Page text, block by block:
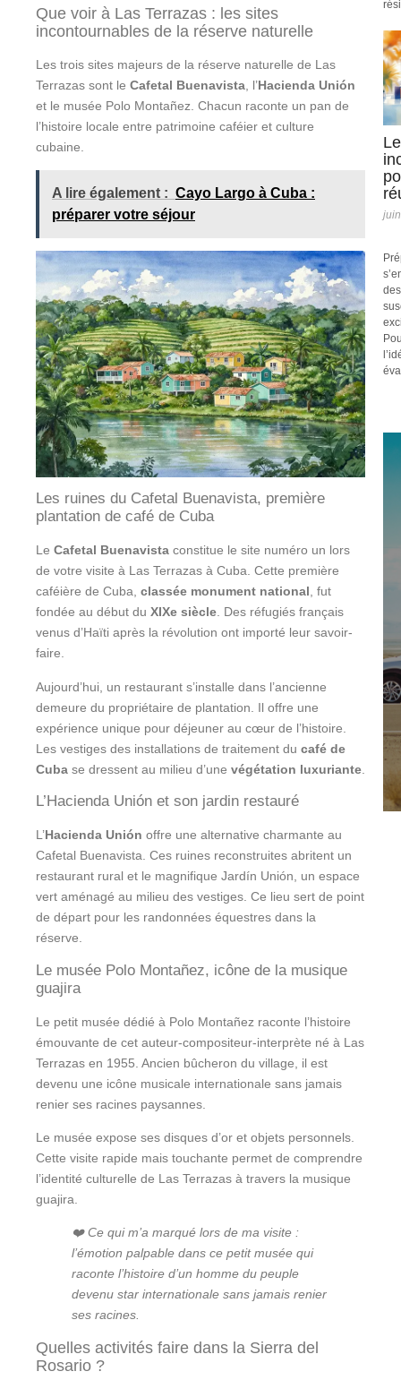
Que voir à Las Terrazas : les sites
incontournables de la réserve naturelle
Les trois sites majeurs de la réserve naturelle de Las
Terrazas sont le Cafetal Buenavista , l’Hacienda Unión
et le musée Polo Montañez. Chacun raconte un pan de
l’histoire locale entre patrimoine caféier et culture
cubaine.
A lire également : Cayo Largo à Cuba :
préparer votre séjour
Les ruines du Cafetal Buenavista, première
plantation de café de Cuba
Le Cafetal Buenavista constitue le site numéro un lors
de votre visite à Las Terrazas à Cuba. Cette première
caféière de Cuba, classée monument national, fut
fondée au début du XIXe siècle. Des réfugiés français
venus d’Haïti après la révolution ont importé leur savoir-
faire.
Aujourd’hui, un restaurant s’installe dans l’ancienne
demeure du propriétaire de plantation. Il offre une
expérience unique pour déjeuner au cœur de l’histoire.
Les vestiges des installations de traitement du café de
Cuba se dressent au milieu d’une végétation luxuriante
L’Hacienda Unión et son jardin restauré
L’Hacienda Unión offre une alternative charmante au
Cafetal Buenavista. Ces ruines reconstruites abritent un
restaurant rural et le magnifique Jardín Unión, un espace
vert aménagé au milieu des vestiges. Ce lieu sert de point
de départ pour les randonnées équestres dans la
réserve.
Le musée Polo Montañez, icône de la musique
guajira
Le petit musée dédié à Polo Montañez raconte l’histoire
émouvante de cet auteur-compositeur-interprète né à Las
Terrazas en 1955. Ancien bûcheron du village, il est
devenu une icône musicale internationale sans jamais
renier ses racines paysannes.
Le musée expose ses disques d’or et objets personnels.
Cette visite rapide mais touchante permet de comprendre
l’identité culturelle de Las Terrazas à travers la musique
guajira.
❤️ Ce qui m’a marqué lors de ma visite :
l’émotion palpable dans ce petit musée qui
raconte l’histoire d’un homme du peuple
devenu star internationale sans jamais renier
ses racines.
Quelles activités faire dans la Sierra del
Rosario ?